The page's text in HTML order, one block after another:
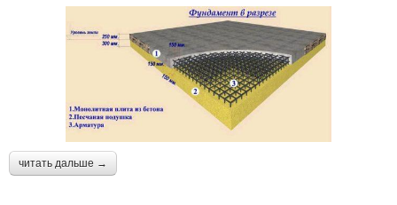
читать дальше →